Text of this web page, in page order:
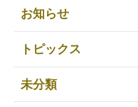
お知らせ
トピックス
未分類